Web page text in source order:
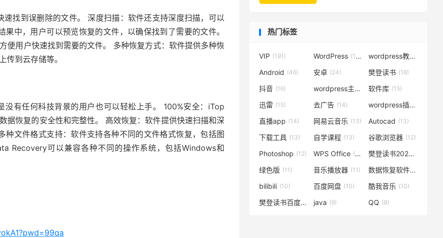
找到误删除的文件。 深度扫描：软件还支持深度扫描，可以
中，用户可以预览恢复的文件，以确保找到了需要的文件。
便用户快速找到需要的文件。 多种恢复方式：软件提供多种恢
传到云存储等。
有任何科技背景的用户也可以轻松上手。 100%安全：iTop
恢复的安全性和完整性。 高效恢复：软件提供快速扫描和深
文件格式支持：软件支持各种不同的文件格式恢复，包括图
Recovery可以兼容各种不同的操作系统，包括Windows和
热门标签
VIP (191) WordPress (119) wordpress教程
Android (46) 安卓 (24) 樊登读书 (18)
抖音 (16) wordpress主题 (15)
软件库 (15)
迅雷 (15) 去广告 (14) wordpress插件
直播app (14) 网易云音乐 (13) Autocad (13)
下载工具 (13) 自学课程 (13) 谷歌浏览器 (12)
Photoshop (12) WPS Office (12) 樊登读书2020
绿色版 (11) 音乐播放器 (11) 数据恢复软件(11)
bilibili (10) 百度网盘 (10) 酷我音乐 (10)
樊登读书百度云 (10)
java (9) QQ (8)